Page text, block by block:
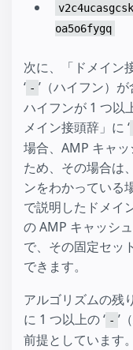
oa5o6fygq
次に、「ドメイン
‘ - ’（ハイフン）
ハイフンが 1 つ以
メイン接頭辞」に ‘
場合、AMP キャ
ため、その場合は
ンをわかっている
で説明したドメイ
の AMP キャッシ
で、その固定セッ
できます。
アルゴリズムの残
に 1 つ以上の ‘ - ’
前提としています。